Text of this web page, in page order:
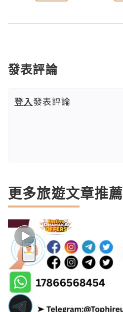
發表評論
登入發表評論
更多旅遊文章推薦